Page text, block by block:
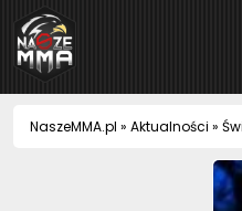
NaszeMMA
NaszeMMA.pl » Aktualności »